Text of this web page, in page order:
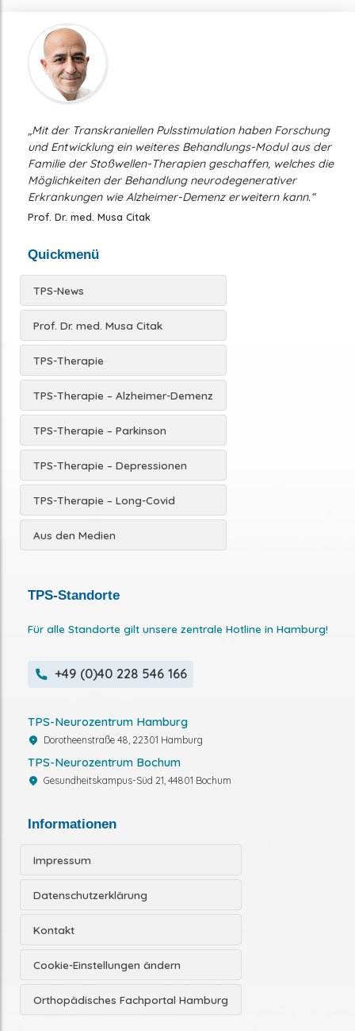
„Mit der Transkraniellen Pulsstimulation haben Forschung
und Entwicklung ein weiteres Behandlungs-Modul aus der
Familie der Stoßwellen-Therapien geschaffen, welches die
Möglichkeiten der Behandlung neurodegenerativer
Erkrankungen wie Alzheimer-Demenz erweitern kann.“
Prof. Dr. med. Musa Citak
Quickmenü
TPS-News
Prof. Dr. med. Musa Citak
TPS-Therapie
TPS-Therapie – Alzheimer-Demenz
TPS-Therapie – Parkinson
TPS-Therapie – Depressionen
TPS-Therapie – Long-Covid
Aus den Medien
TPS-Standorte
Für alle Standorte gilt unsere zentrale Hotline in Hamburg!
+49 (0)40 228 546 166
TPS-Neurozentrum Hamburg
Dorotheenstraße 48, 22301 Hamburg
TPS-Neurozentrum Bochum
Gesundheitskampus-Süd 21, 44801 Bochum
Informationen
Impressum
Datenschutzerklärung
Kontakt
Cookie-Einstellungen ändern
Orthopädisches Fachportal Hamburg